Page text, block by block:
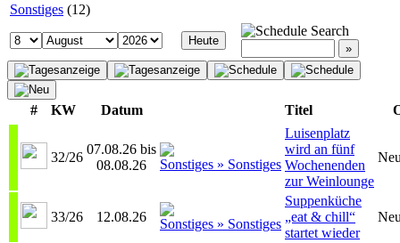
Sonstiges (12)
Search
# KW Datum Titel
32/26
07.08.26 bis
08.08.26
Luisenplatz
wird an fünf
Wochenenden
zur Weinlounge
33/26 12.08.26
Suppenküche
„eat & chill“
startet wieder